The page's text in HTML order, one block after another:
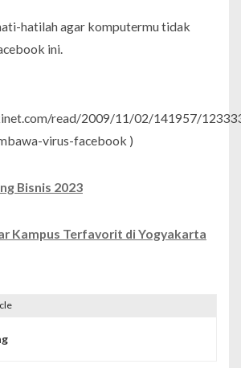
hatilah agar komputermu tidak
ini.
read/2009/11/02/141957/
virus-facebook )
Bisnis 2023
Kampus Terfavorit di Yogyakarta